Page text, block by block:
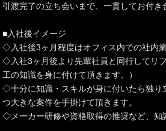
引渡完了の立ち会いまで、一貫してお付き
■入社後イメージ
◇入社後3ヶ月程度はオフィス内での社内
◇入社3ヶ月後より先輩社員と同行してリ
工の知識を身に付けて頂きます。）
◇十分に知識・スキルが身に付いたら独り
つ大きな案件を手掛けて頂きます。
◇メーカー研修や資格取得の推奨など、知